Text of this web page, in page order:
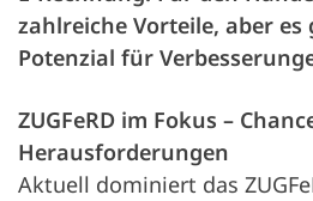
zahlreiche Vorteile, aber
Potenzial für
ZUGFeRD im Fokus –
Herausforderungen
Aktuell dominiert das